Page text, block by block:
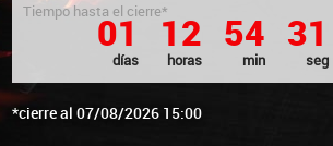
Tiempo hasta el cierre*
01
días
12
horas
54
min
31
seg
*cierre al 07/08/2026 15:00